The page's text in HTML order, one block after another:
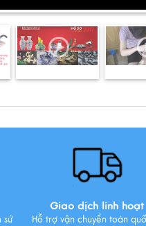
sứ
Giao dịch linh hoạt
Hỗ trợ vận chuyển toàn